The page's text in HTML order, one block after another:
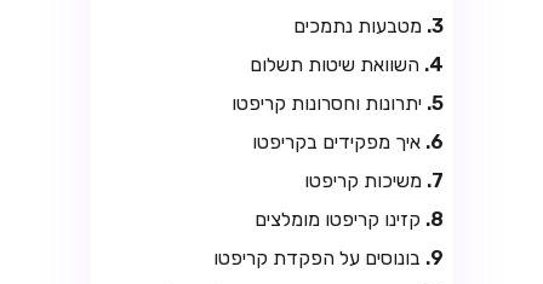
מטבעות נתמכים
השוואת שיטות תשלום
יתרונות וחסרונות קריפטו
איך מפקידים בקריפטו
משיכות קריפטו
קזינו קריפטו מומלצים
בונוסים על הפקדת קריפטו